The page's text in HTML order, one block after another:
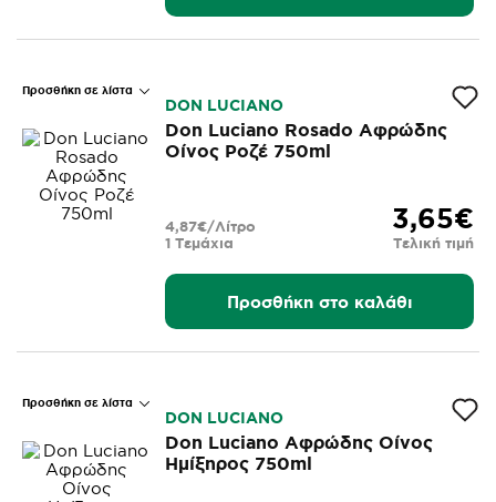
Προσθήκη σε λίστα
DON LUCIANO
Don Luciano Rosado Αφρώδης
Οίνος Ροζέ 750ml
3,65€
Τελική τιμή
1 Τεμάχια
4,87€/Λίτρο
Προσθήκη στο καλάθι
Προσθήκη σε λίστα
DON LUCIANO
Don Luciano Αφρώδης Οίνος
Ημίξηρος 750ml